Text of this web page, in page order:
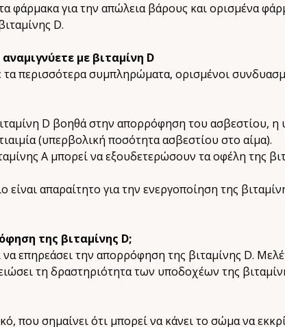
φάρμακα για την απώλεια βάρους και ορισμένα
D.
με βιταμίνη D
περισσότερα συμπληρώματα, ορισμένοι
D βοηθά στην απορρόφηση του ασβεστίου,
(υπερβολική ποσότητα ασβεστίου στο αίμα).
Α μπορεί να εξουδετερώσουν τα οφέλη της
απαραίτητο για την ενεργοποίηση της
της βιταμίνης D;
επηρεάσει την απορρόφηση της βιταμίνης D.
τη δραστηριότητα των υποδοχέων της
που σημαίνει ότι μπορεί να κάνει το σώμα να